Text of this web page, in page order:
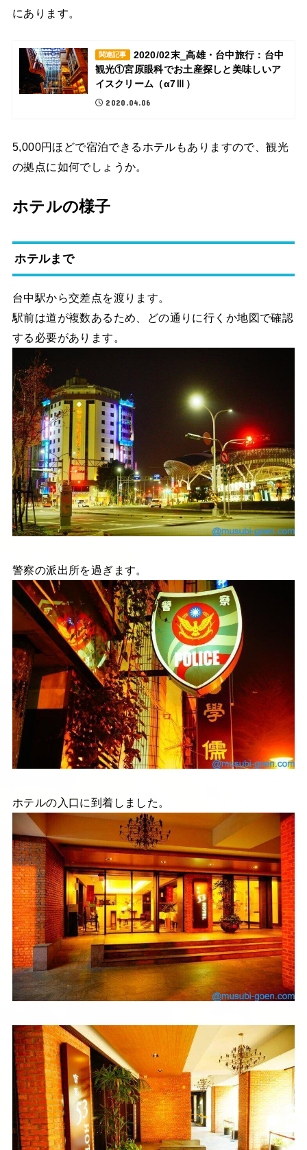
にあります。
関連記事
2020/02末‗高雄・台中旅行：台中
観光①宮原眼科でお土産探しと美味しいア
イスクリーム（α7Ⅲ）
2020.04.06
5,000円ほどで宿泊できるホテルもありますので、観光
の拠点に如何でしょうか。
ホテルの様子
ホテルまで
台中駅から交差点を渡ります。
駅前は道が複数あるため、どの通りに行くか地図で確認
する必要があります。
警察の派出所を過ぎます。
ホテルの入口に到着しました。